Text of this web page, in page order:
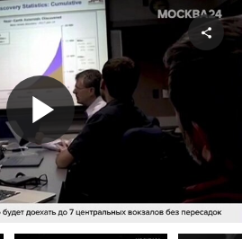
Play
Video